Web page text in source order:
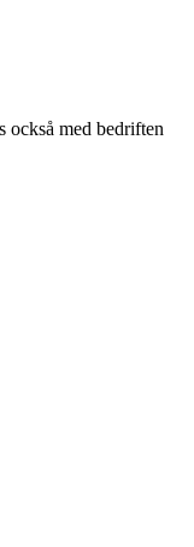
också med bedriften